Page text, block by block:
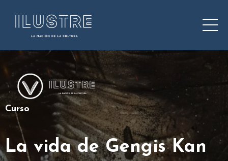
Curso
La vida de Gengis Kan